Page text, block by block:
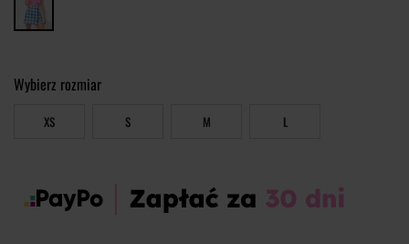
Wybierz rozmiar
XS S M L